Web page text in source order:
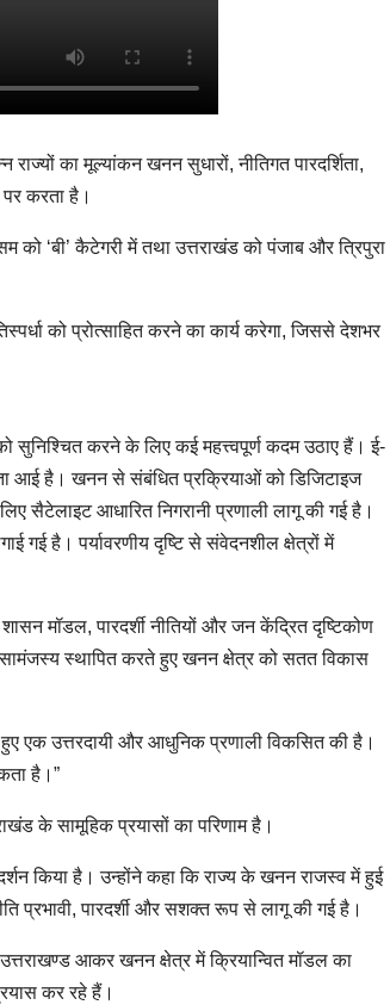
का मूल्यांकन खनन सुधारों, नीतिगत पारदर्शिता,
करता है।
‘बी’ कैटेगरी में तथा उत्तराखंड को पंजाब और त्रिपुरा
को प्रोत्साहित करने का कार्य करेगा, जिससे देशभर
सुनिश्चित करने के लिए कई महत्त्वपूर्ण कदम उठाए हैं। ई-
आई है। खनन से संबंधित प्रक्रियाओं को डिजिटाइज
सैटेलाइट आधारित निगरानी प्रणाली लागू की गई है।
गई है। पर्यावरणीय दृष्टि से संवेदनशील क्षेत्रों में
मॉडल, पारदर्शी नीतियों और जन केंद्रित दृष्टिकोण
स्थापित करते हुए खनन क्षेत्र को सतत विकास
हुए एक उत्तरदायी और आधुनिक प्रणाली विकसित की है।
है।”
के सामूहिक प्रयासों का परिणाम है।
किया है। उन्होंने कहा कि राज्य के खनन राजस्व में हुई
प्रभावी, पारदर्शी और सशक्त रूप से लागू की गई है।
आकर खनन क्षेत्र में क्रियान्वित मॉडल का
कर रहे हैं।